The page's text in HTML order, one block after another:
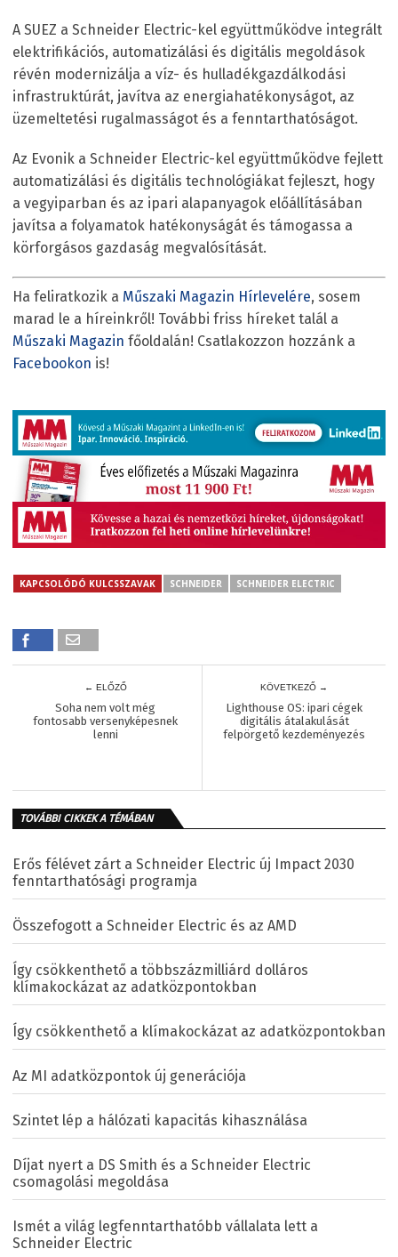
A SUEZ a Schneider Electric-kel együttműködve integrált
elektrifikációs, automatizálási és digitális megoldások
révén modernizálja a víz- és hulladékgazdálkodási
infrastruktúrát, javítva az energiahatékonyságot, az
üzemeltetési rugalmasságot és a fenntarthatóságot.
Az Evonik a Schneider Electric-kel együttműködve fejlett
automatizálási és digitális technológiákat fejleszt, hogy
a vegyiparban és az ipari alapanyagok előállításában
javítsa a folyamatok hatékonyságát és támogassa a
körforgásos gazdaság megvalósítását.
Ha feliratkozik a Műszaki Magazin Hírlevelére, sosem
marad le a híreinkről! További friss híreket talál a
Műszaki Magazin főoldalán! Csatlakozzon hozzánk a
Facebookon is!
KAPCSOLÓDÓ KULCSSZAVAK SCHNEIDER SCHNEIDER ELECTRIC
← ELŐZŐ
Soha nem volt még
fontosabb versenyképesnek
lenni
KÖVETKEZŐ →
Lighthouse OS: ipari cégek
digitális átalakulását
felpörgető kezdeményezés
TOVÁBBI CIKKEK A TÉMÁBAN
Erős félévet zárt a Schneider Electric új Impact 2030
fenntarthatósági programja
Összefogott a Schneider Electric és az AMD
Így csökkenthető a többszázmilliárd dolláros
klímakockázat az adatközpontokban
Így csökkenthető a klímakockázat az adatközpontokban
Az MI adatközpontok új generációja
Szintet lép a hálózati kapacitás kihasználása
Díjat nyert a DS Smith és a Schneider Electric
csomagolási megoldása
Ismét a világ legfenntarthatóbb vállalata lett a
Schneider Electric